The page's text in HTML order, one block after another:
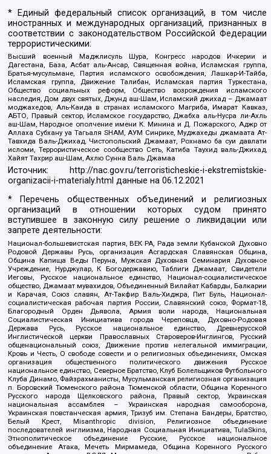
* Единый федеральный список организаций, в том числе
иностранных и международных организаций, признанных в
соответствии с законодательством Российской Федерации
террористическими:
Высший военный Маджлисуль Шура, Конгресс народов Ичкерии и
Дагестана, База, Асбат аль-Ансар, Священная война, Исламская группа,
Братья-мусульмане, Партия исламского освобождения, Лашкар-И-Тайба,
Исламская группа, Движение Талибан, Исламская партия Туркестана,
Общество социальных реформ, Общество возрождения исламского
наследия, Дом двух святых, Джунд аш-Шам, Исламский джихад – Джамаат
моджахедов, Аль-Каида в странах исламского Магриба, Имарат Кавказ,
АБТО, Правый сектор, Исламское государство, Джабха аль-Нусра ли-Ахль
аш-Шам, Народное ополчение имени К. Минина и Д. Пожарского, Аджр от
Аллаха Субхану уа Тагьаля SHAM, АУМ Синрике, Муджахеды джамаата Ат-
Тавхида Валь-Джихад, Чистопольский Джамаат, Рохнамо ба суи давлати
исломи, Террористическое сообщество Сеть, Катиба Таухид валь-Джихад,
Хайят Тахрир аш-Шам, Ахлю Сунна Валь Джамаа
Источник:
http://nac.gov.ru/terroristicheskie-i-ekstremistskie-
organizacii-i-materialy.html данные на06.12.2021
* Перечень общественных объединений и религиозных
организаций в отношении которых судом принято
вступившее в законную силу решение о ликвидации или
запрете деятельности:
Национал-большевистская партия, ВЕК РА, Рада земли Кубанской Духовно
Родовой Державы Русь, организация Асгардская Славянская Община,
Община Капища Веды Перуна, Мужская Духовная Семинария Духовное
Учреждение, Нурджулар, К Богодержавию, Таблиги Джамаат, Свидетели
Иеговы, Русское национальное единство, Национал-социалистическое
общество, Джамаат мувахидов, Объединенный Вилайат Кабарды, Балкарии
и Карачая, Союз славян, Ат-Такфир Валь-Хиджра, Пит Буль, Национал-
социалистическая рабочая партия России, Славянский союз, Формат-18,
Благородный Орден Дьявола, Армия воли народа, Национальная
Социалистическая Инициатива города Череповца, Духовно-Родовая
Держава Русь, Русское национальное единство, Древнерусской
Инглистической церкви Православных Староверов-Инглингов, Русский
общенациональный союз, Движение против нелегальной иммиграции,
Кровь и Честь, О свободе совести и о религиозных объединениях, Омская
организация общественного политического движения Русское
национальное единство, Северное Братство, Клуб Болельщиков Футбольного
Клуба Динамо, Файзрахманисты, Мусульманская религиозная организация
п. Боровский Тюменского района Тюменской области, Община Коренного
Русского народа Щелковского района, Правый сектор, Украинская
национальная ассамблея – Украинская народная самооборона,
Украинская повстанческая армия, Тризуб им. Степана Бандеры, Братство,
Белый Крест, Misanthropic division, Религиозное объединение
последователей инглиизма, Народная Социальная Инициатива, TulaSkins,
Этнополитическое объединение Русские, Русское национальное
объединение Атака, Мечеть Мирмамеда, Община Коренного Русского